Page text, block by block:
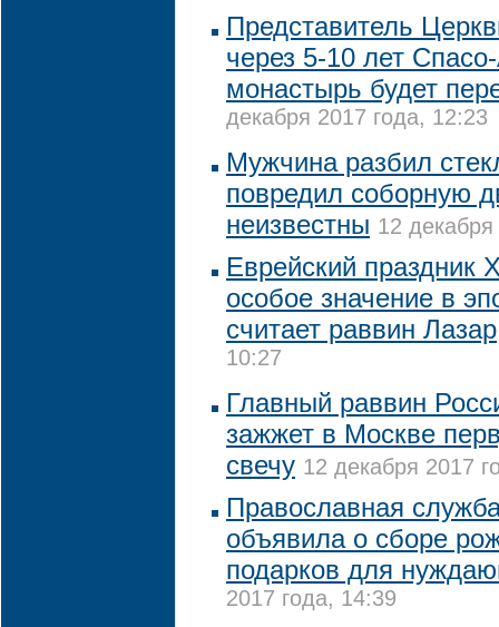
Представитель
через 5-10 лет
монастырь будет
декабря 2017 года, 12:23
Мужчина разбил
повредил соборную
неизвестны 12
Еврейский праздник
особое значение в
считает раввин Лазар
10:27
Главный раввин
зажжет в Москве
свечу 12 декабря 2017
Православная
объявила о сборе
подарков для
2017 года, 14:39